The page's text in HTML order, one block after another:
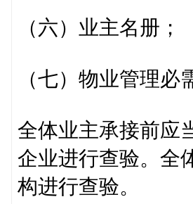
（六）业主名册；
（七）物业管理必
全体业主承接前应
企业进行查验。全
构进行查验。